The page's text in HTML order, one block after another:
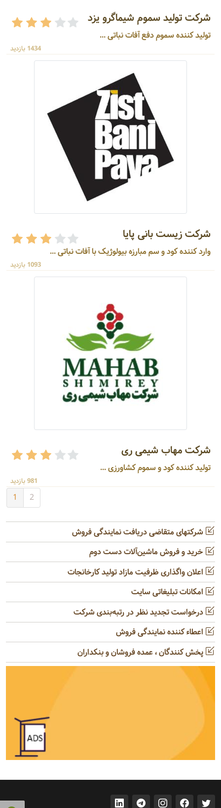
شرکت تولید سموم شیماگرو یزد
تولید کننده سموم دفع آفات نباتی ...
1434 بازدید
شرکت زیست بانی پایا
وارد کننده کود و سم مبارزه بیولوژیک با آفات نباتی ...
1093 بازدید
شرکت مهاب شیمی ری
تولید کننده کود و سموم کشاورزی ...
981 بازدید
1 2
شرکتهای متقاضی دریافت نمایندگی فروش
خرید و فروش ماشین‌آلات دست دوم
اعلان واگذاری ظرفیت مازاد تولید کارخانجات
امکانات تبلیغاتی سایت
درخواست تجدید نظر در رتبه‌بندی شرکت
اعطاء کننده نمایندگی فروش
پخش کنندگان ، عمده فروشان و بنکداران